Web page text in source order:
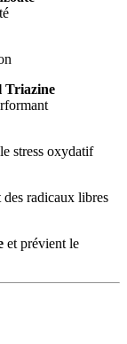
Triazine
stress oxydatif
des radicaux libres
et prévient le